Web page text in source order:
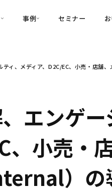
育成
Growth
事例
導入事例
セミナー
ィ、メディア、D2C/EC、小売・店舗
エンゲー
、小売・
）の